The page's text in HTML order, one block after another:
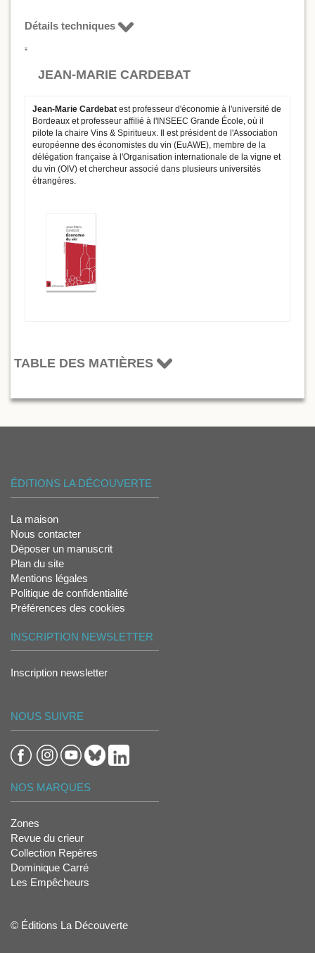
Détails techniques
JEAN-MARIE CARDEBAT
Jean-Marie Cardebat est professeur d'économie à l'université de
Bordeaux et professeur afﬁlié à l'INSEEC Grande École, où il
pilote la chaire Vins & Spiritueux. Il est président de l'Association
européenne des économistes du vin (EuAWE), membre de la
délégation française à l'Organisation internationale de la vigne et
du vin (OIV) et chercheur associé dans plusieurs universités
étrangères.
TABLE DES MATIÈRES
ÉDITIONS LA DÉCOUVERTE
La maison
Nous contacter
Déposer un manuscrit
Plan du site
Mentions légales
Politique de confidentialité
Préférences des cookies
INSCRIPTION NEWSLETTER
Inscription newsletter
NOUS SUIVRE
NOS MARQUES
Zones
Revue du crieur
Collection Repères
Dominique Carré
Les Empêcheurs
© Éditions La Découverte